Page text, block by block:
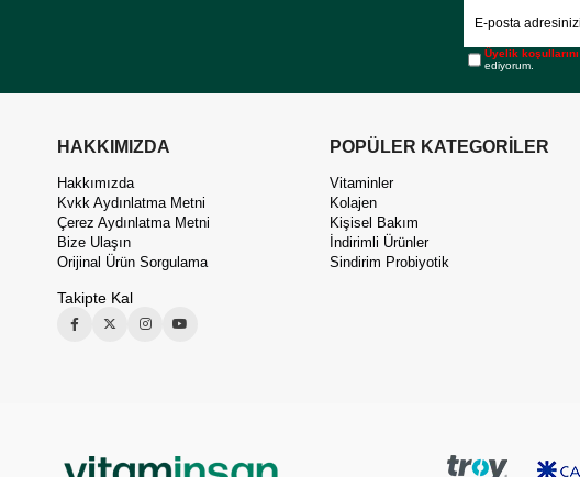
Üyelik koşullarını
ediyorum.
HAKKIMIZDA
Hakkımızda
Kvkk Aydınlatma Metni
Çerez Aydınlatma Metni
Bize Ulaşın
Orijinal Ürün Sorgulama
Takipte Kal
POPÜLER KATEGORİLER
Vitaminler
Kolajen
Kişisel Bakım
İndirimli Ürünler
Sindirim Probiyotik